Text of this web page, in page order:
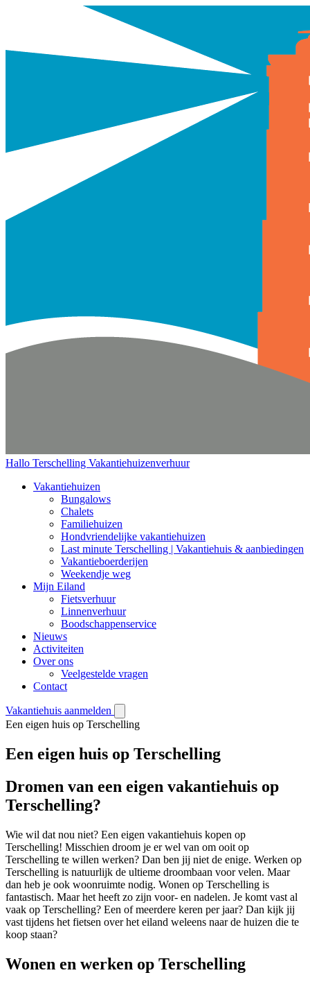
Hallo Terschelling Vakantiehuizenverhuur
Vakantiehuizen
Bungalows
Chalets
Familiehuizen
Hondvriendelijke vakantiehuizen
Last minute Terschelling | Vakantiehuis & aanbiedingen
Vakantieboerderijen
Weekendje weg
Mijn Eiland
Fietsverhuur
Linnenverhuur
Boodschappenservice
Nieuws
Activiteiten
Over ons
Veelgestelde vragen
Contact
Vakantiehuis aanmelden
Een eigen huis op Terschelling
Een eigen huis op Terschelling
Dromen van een eigen vakantiehuis op
Terschelling?
Wie wil dat nou niet? Een eigen vakantiehuis kopen op
Terschelling! Misschien droom je er wel van om ooit op
Terschelling te willen werken? Dan ben jij niet de enige. Werken op
Terschelling is natuurlijk de ultieme droombaan voor velen. Maar
dan heb je ook woonruimte nodig. Wonen op Terschelling is
fantastisch. Maar het heeft zo zijn voor- en nadelen. Je komt vast al
vaak op Terschelling? Een of meerdere keren per jaar? Dan kijk jij
vast tijdens het fietsen over het eiland weleens naar de huizen die te
koop staan?
Wonen en werken op Terschelling